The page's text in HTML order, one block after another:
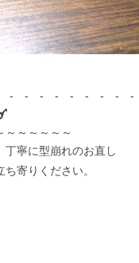
- - - - - - - - -
～～～～～～
丁寧に型崩れのお直し
寄りください。